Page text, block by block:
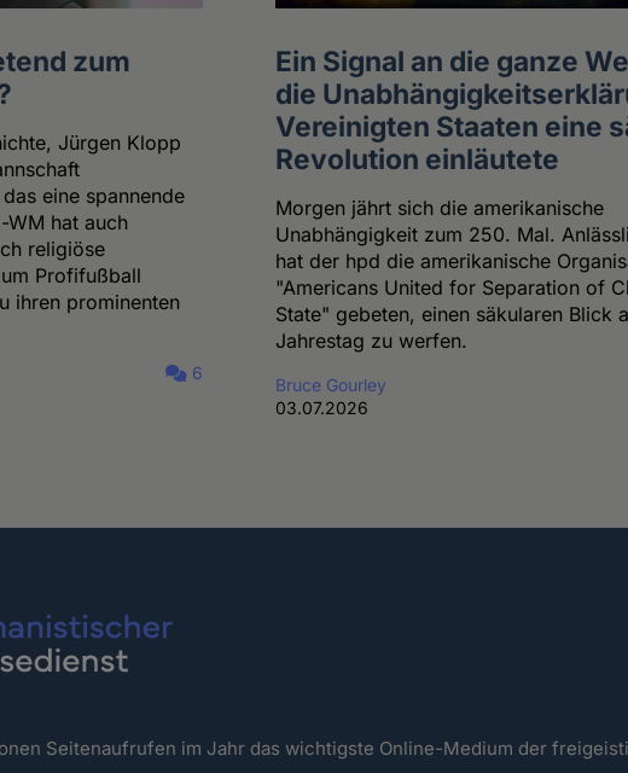
zum
Jürgen Klopp
eine spannende
WM hat auch
religiöse
Profifußball
ihren prominenten
6
Ein Signal an die ganze
die
Vereinigten Staaten eine
Revolution einläutete
Morgen jährt sich die amerikanische
Unabhängigkeit zum 250. Mal.
hat der hpd die amerikanische
"Americans United for Separation of
State" gebeten, einen säkularen Blick
Jahrestag zu werfen.
Bruce Gourley
03.07.2026
Seitenaufrufen im Jahr das wichtigste Online-Medium der